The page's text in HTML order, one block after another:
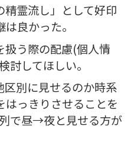
霊流し」として好印
良かった。
扱う際の配慮(個人情
討してほしい。
区別に見せるのか時系
っきりさせることを
で昼→夜と見せる方が